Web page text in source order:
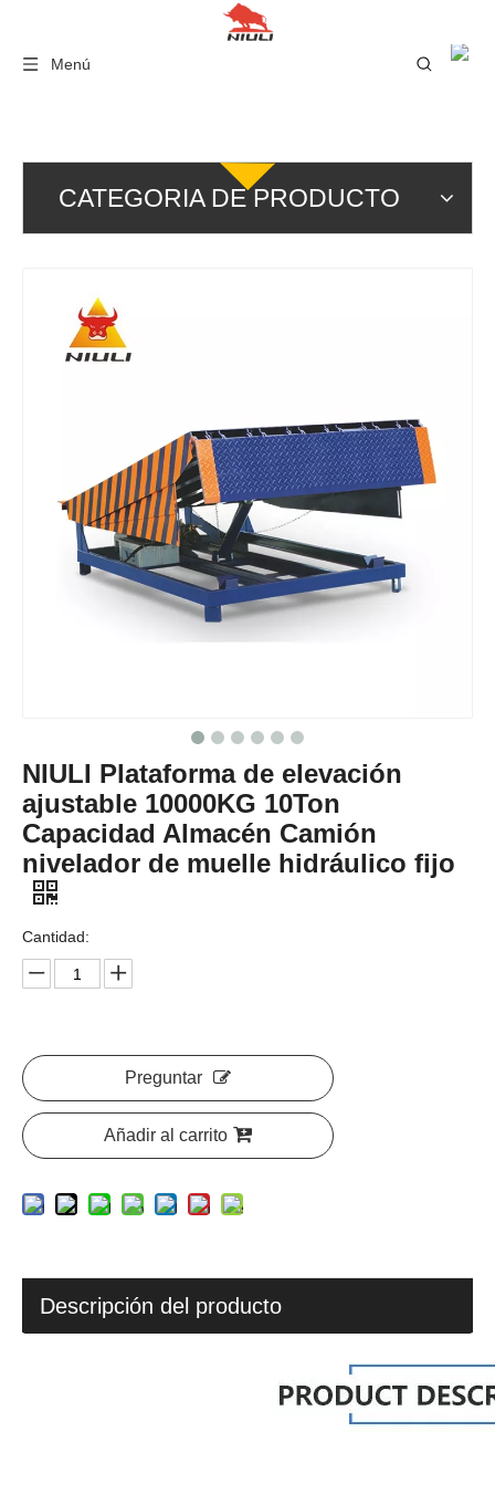
Menú
CATEGORIA DE PRODUCTO
NIULI Plataforma de elevación
ajustable 10000KG 10Ton
Capacidad Almacén Camión
nivelador de muelle hidráulico fijo
Cantidad:
Preguntar
Añadir al carrito
Descripción del producto